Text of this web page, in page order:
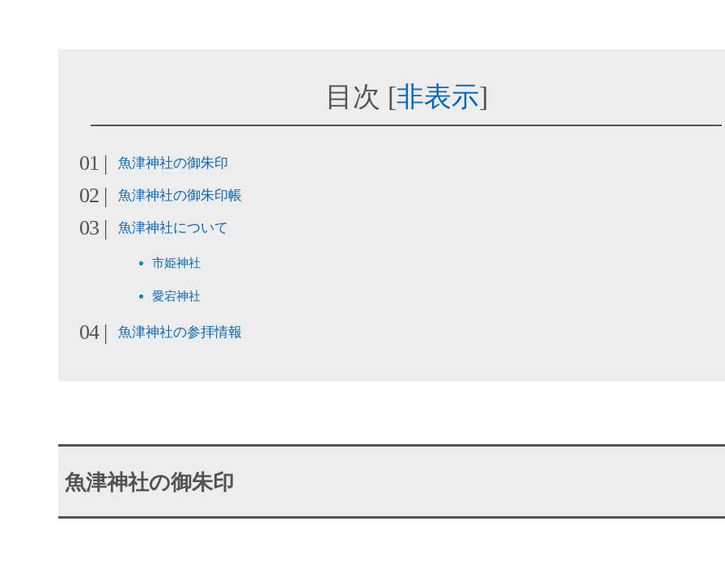
目次 [非表示]
魚津神社の御朱印
魚津神社の御朱印帳
魚津神社について
市姫神社
愛宕神社
魚津神社の参拝情報
魚津神社の御朱印